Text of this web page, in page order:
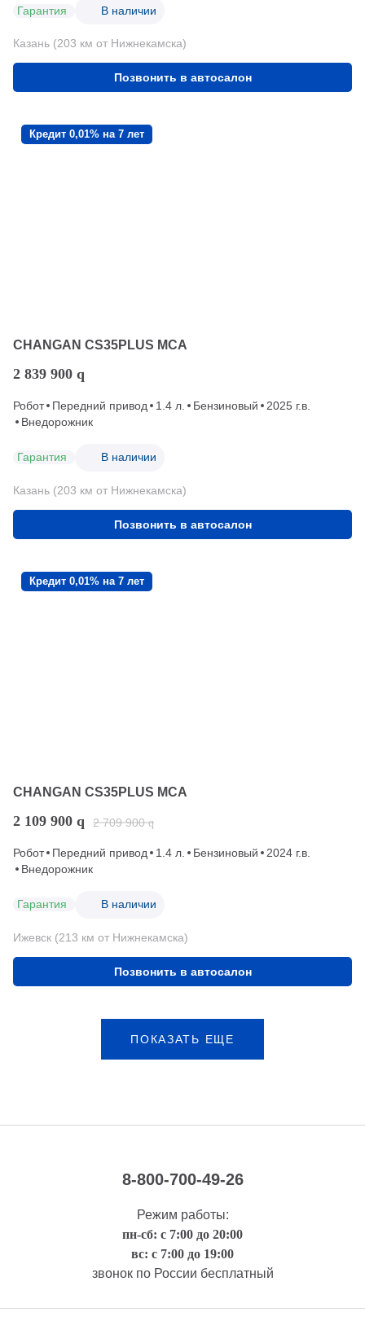
Гарантия В наличии
Казань (203 км от Нижнекамска)
Позвонить в автосалон
Кредит 0,01% на 7 лет
CHANGAN CS35PLUS MCA
2 839 900 q
Робот Передний привод 1.4 л. Бензиновый
2025 г.в.
Внедорожник
Гарантия В наличии
Казань (203 км от Нижнекамска)
Позвонить в автосалон
Кредит 0,01% на 7 лет
CHANGAN CS35PLUS MCA
2 109 900 q 2 709 900 q
Робот Передний привод 1.4 л. Бензиновый
2024 г.в.
Внедорожник
Гарантия В наличии
Ижевск (213 км от Нижнекамска)
Позвонить в автосалон
ПОКАЗАТЬ ЕЩЕ
8-800-700-49-26
Режим работы:
пн-сб: с 7:00 до 20:00
вс: с 7:00 до 19:00
звонок по России бесплатный